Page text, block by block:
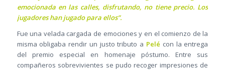
emocionada en las calles, disfrutando, no tiene precio. Los
jugadores han jugado para ellos”.
Fue una velada cargada de emociones y en el comienzo de la
misma obligaba rendir un justo tributo a Pelé con la entrega
del premio especial en homenaje póstumo. Entre sus
compañeros sobrevivientes se pudo recoger impresiones de